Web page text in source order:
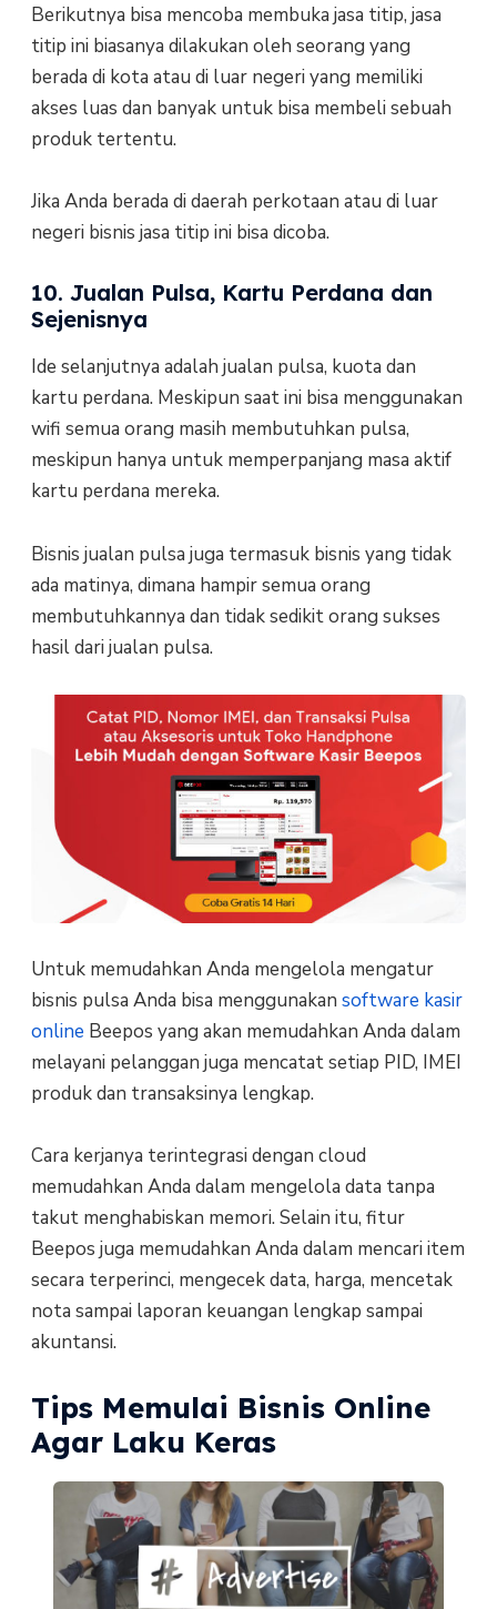
Berikutnya bisa mencoba membuka jasa titip, jasa
titip ini biasanya dilakukan oleh seorang yang
berada di kota atau di luar negeri yang memiliki
akses luas dan banyak untuk bisa membeli sebuah
produk tertentu.
Jika Anda berada di daerah perkotaan atau di luar
negeri bisnis jasa titip ini bisa dicoba.
10. Jualan Pulsa, Kartu Perdana dan
Sejenisnya
Ide selanjutnya adalah jualan pulsa, kuota dan
kartu perdana. Meskipun saat ini bisa menggunakan
wifi semua orang masih membutuhkan pulsa,
meskipun hanya untuk memperpanjang masa aktif
kartu perdana mereka.
Bisnis jualan pulsa juga termasuk bisnis yang tidak
ada matinya, dimana hampir semua orang
membutuhkannya dan tidak sedikit orang sukses
hasil dari jualan pulsa.
Untuk memudahkan Anda mengelola mengatur
bisnis pulsa Anda bisa menggunakan software kasir
online Beepos yang akan memudahkan Anda dalam
melayani pelanggan juga mencatat setiap PID, IMEI
produk dan transaksinya lengkap.
Cara kerjanya terintegrasi dengan cloud
memudahkan Anda dalam mengelola data tanpa
takut menghabiskan memori. Selain itu, fitur
Beepos juga memudahkan Anda dalam mencari item
secara terperinci, mengecek data, harga, mencetak
nota sampai laporan keuangan lengkap sampai
akuntansi.
Tips Memulai Bisnis Online
Agar Laku Keras